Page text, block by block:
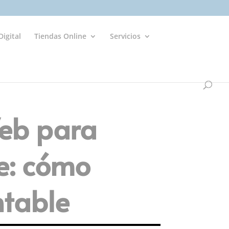
Tiendas Online Servicios
para
cómo